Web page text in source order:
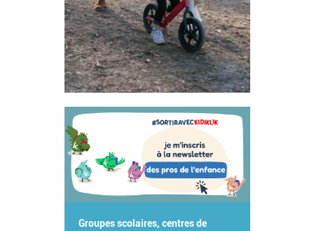
Groupes scolaires, centres de